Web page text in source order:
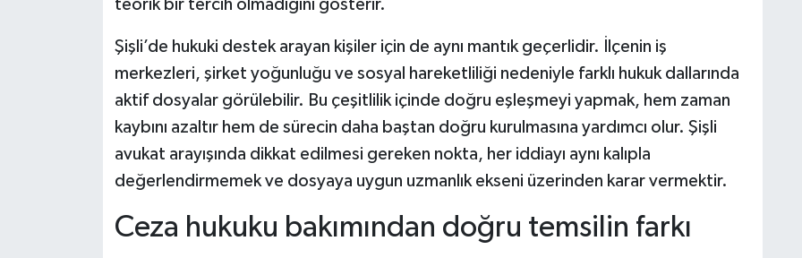
teorik bir tercih olmadığını gösterir.
Şişli’de hukuki destek arayan kişiler için de aynı mantık geçerlidir. İlçenin iş
merkezleri, şirket yoğunluğu ve sosyal hareketliliği nedeniyle farklı hukuk dallarında
aktif dosyalar görülebilir. Bu çeşitlilik içinde doğru eşleşmeyi yapmak, hem zaman
kaybını azaltır hem de sürecin daha baştan doğru kurulmasına yardımcı olur. Şişli
avukat arayışında dikkat edilmesi gereken nokta, her iddiayı aynı kalıpla
değerlendirmemek ve dosyaya uygun uzmanlık ekseni üzerinden karar vermektir.
Ceza hukuku bakımından doğru temsilin farkı